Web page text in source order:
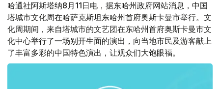
哈通社阿斯塔纳8月11日电，据东哈州政府网站消息，中国
塔城市文化周在哈萨克斯坦东哈州首府奥斯卡曼市举行。文
化周期间，来自塔城市的文艺团在东哈州首府奥斯卡曼市文
化中心举行了一场别开生面的演出，向当地市民及游客献上
了丰富多彩的中国特色演出，让观众们大饱眼福。